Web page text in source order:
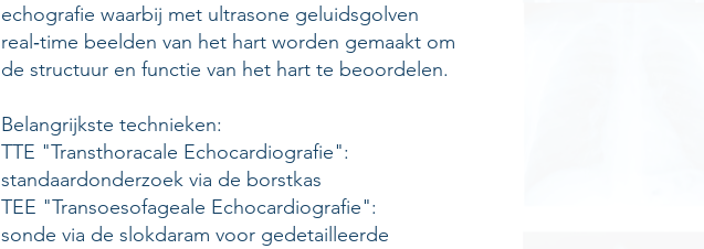
echografie waarbij met ultrasone geluidsgolven
real‑time beelden van het hart worden gemaakt om
de structuur en functie van het hart te beoordelen.
Belangrijkste technieken:
TTE "Transthoracale Echocardiografie":
standaardonderzoek via de borstkas
TEE "Transoesofageale Echocardiografie":
sonde via de slokdaram voor gedetailleerde